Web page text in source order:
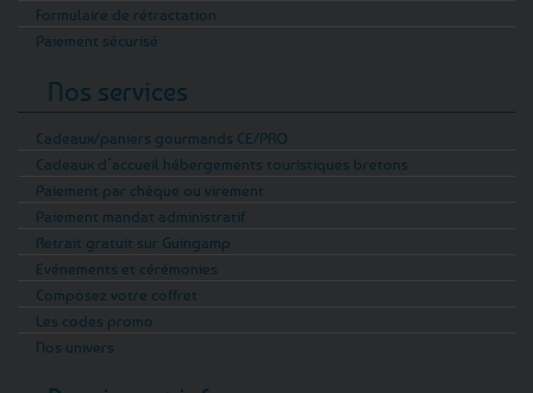
Formulaire de rétractation
Paiement sécurisé
Nos services
Cadeaux/paniers gourmands CE/PRO
Cadeaux d’accueil hébergements touristiques bretons
Paiement par chèque ou virement
Paiement mandat administratif
Retrait gratuit sur Guingamp
Evénements et cérémonies
Composez votre coffret
Les codes promo
Nos univers